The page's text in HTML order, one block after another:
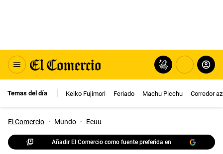
Temas del día Keiko Fujimori Feriado Machu Picchu Corredor
El Comercio · Mundo · Eeuu
Añadir El Comercio como fuente preferida en